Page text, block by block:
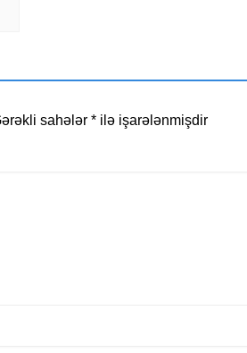
sahələr * ilə işarələnmişdir